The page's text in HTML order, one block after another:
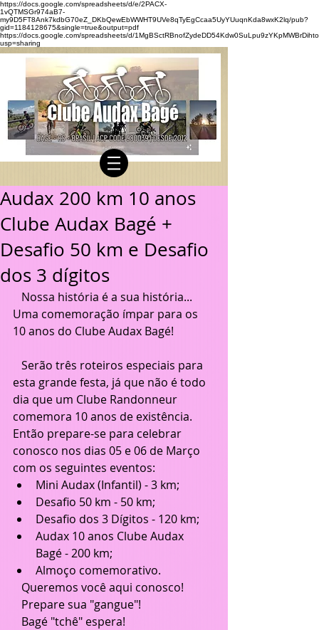
https://docs.google.com/spreadsheets/d/e/2PACX-
1vQTMSGr974aB7-
my9D5FT8Ank7kdbG70eZ_DKbQewEbWWHT9UVe8qTyEgCcaa5UyYUuqnKda8wxK2lq/pub?
gid=1184128675&single=true&output=pdf
https://docs.google.com/spreadsheets/d/
usp=sharing
Audax 200 km 10 anos
Clube Audax Bagé +
Desafio 50 km e Desafio
dos 3 dígitos
Uma comemoração ímpar para os
10 anos do Clube Audax Bagé!
esta grande festa, já que não é todo
dia que um Clube Randonneur
comemora 10 anos de existência.
Então prepare-se para celebrar
conosco nos dias 05 e 06 de Março
com os seguintes eventos:
Mini Audax (Infantil) - 3 km;
Desafio 50 km - 50 km;
Desafio dos 3 Dígitos - 120 km;
Audax 10 anos Clube Audax
Bagé - 200 km;
Almoço comemorativo.
   Queremos você aqui conosco!
   Prepare sua "gangue"!
   Bagé "tchê" espera!